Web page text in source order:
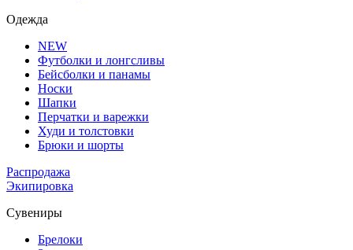
Одежда
NEW
Футболки и лонгсливы
Бейсболки и панамы
Носки
Шапки
Перчатки и варежки
Худи и толстовки
Брюки и шорты
Распродажа
Экипировка
Сувениры
Брелоки